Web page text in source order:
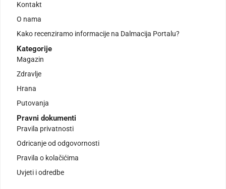
Kontakt
O nama
Kako recenziramo informacije na Dalmacija Portalu?
Kategorije
Magazin
Zdravlje
Hrana
Putovanja
Pravni dokumenti
Pravila privatnosti
Odricanje od odgovornosti
Pravila o kolačićima
Uvjeti i odredbe